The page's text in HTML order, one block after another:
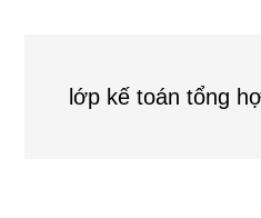
lớp kế toán tổng